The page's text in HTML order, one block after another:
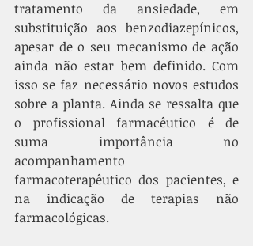
tratamento da ansiedade, em
substituição aos benzodiazepínicos,
apesar de o seu mecanismo de ação
ainda não estar bem definido. Com
isso se faz necessário novos estudos
sobre a planta. Ainda se ressalta que
o profissional farmacêutico é de
suma importância no
acompanhamento
farmacoterapêutico dos pacientes, e
na indicação de terapias não
farmacológicas.